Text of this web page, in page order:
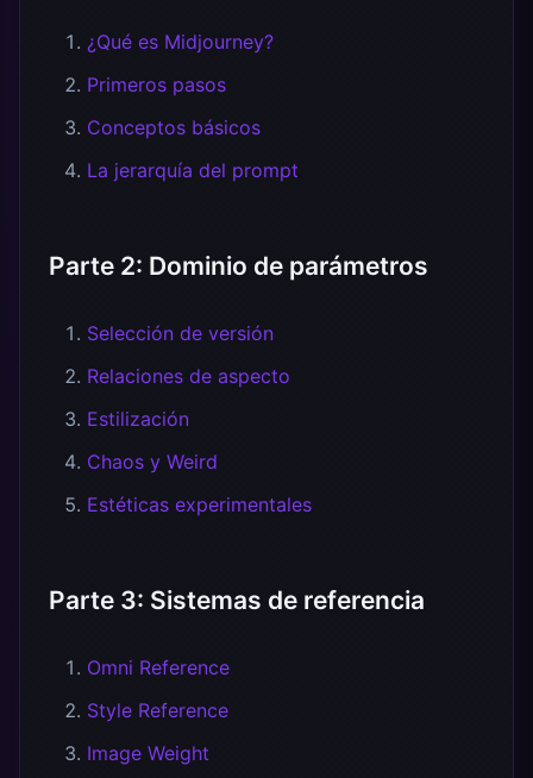
¿Qué es Midjourney?
Primeros pasos
Conceptos básicos
La jerarquía del prompt
Parte 2: Dominio de parámetros
Selección de versión
Relaciones de aspecto
Estilización
Chaos y Weird
Estéticas experimentales
Parte 3: Sistemas de referencia
Omni Reference
Style Reference
Image Weight